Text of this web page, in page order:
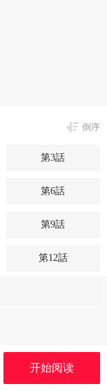
倒序
第3話
第6話
第9話
第12話
开始阅读